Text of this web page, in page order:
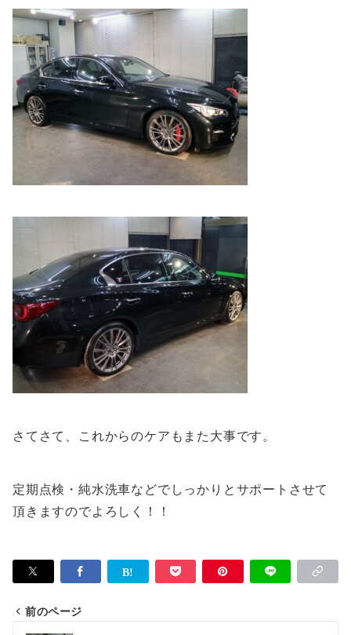
さてさて、これからのケアもまた大事です。
定期点検・純水洗車などでしっかりとサポートさせて
頂きますのでよろしく！！
前のページ